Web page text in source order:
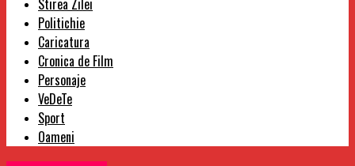
Stirea Zilei
Politichie
Caricatura
Cronica de Film
Personaje
VeDeTe
Sport
Oameni